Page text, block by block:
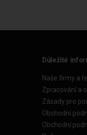
Důležité
Naše firmy a
Zpracování a
Zásady pro
Obchodní
Obchodní